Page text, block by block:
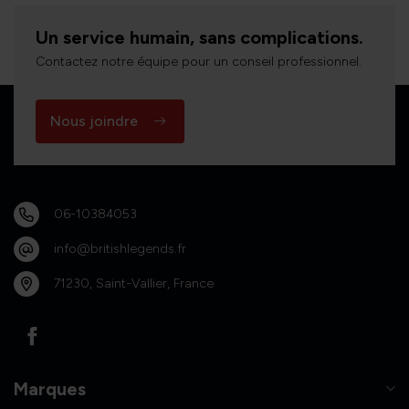
Un service humain, sans complications.
Contactez notre équipe pour un conseil professionnel.
Nous joindre
06-10384053
info@britishlegends.fr
71230, Saint-Vallier, France
Marques